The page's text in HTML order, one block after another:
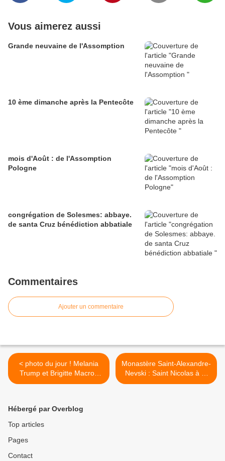
Vous aimerez aussi
Grande neuvaine de l'Assomption
10 ème dimanche après la Pentecôte
mois d'Août : de l'Assomption
Pologne
congrégation de Solesmes: abbaye.
de santa Cruz bénédiction abbatiale
Commentaires
Ajouter un commentaire
< photo du jour ! Melania
Trump et Brigitte Macron
ont vénéré la couronne
Monastère Saint-Alexandre-
Nevski : Saint Nicolas à St
Pétersbourg >
Hébergé par Overblog
Top articles
Pages
Contact